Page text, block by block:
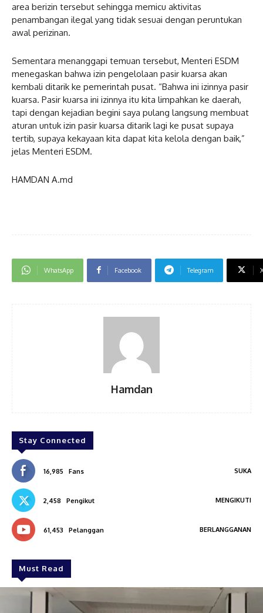
area berizin tersebut sehingga memicu aktivitas
penambangan ilegal yang tidak sesuai dengan peruntukan
awal perizinan.
Sementara menanggapi temuan tersebut, Menteri ESDM
menegaskan bahwa izin pengelolaan pasir kuarsa akan
kembali ditarik ke pemerintah pusat. “Bahwa ini izinnya pasir
kuarsa. Pasir kuarsa ini izinnya itu kita limpahkan ke daerah,
tapi dengan kejadian begini saya pulang langsung membuat
aturan untuk izin pasir kuarsa ditarik lagi ke pusat supaya
tertib, supaya kekayaan kita dapat kita kelola dengan baik,”
jelas Menteri ESDM.
HAMDAN A.md
WhatsApp Facebook Telegram
Hamdan
Stay Connected
16,985 Fans SUKA
2,458 Pengikut MENGIKUTI
61,453 Pelanggan BERLANGGANAN
Must Read